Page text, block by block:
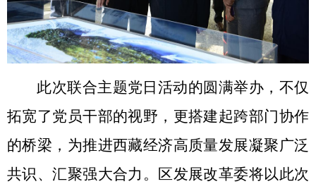
此次联合主题党日活动的圆满举办， 不仅
拓宽了党员干部的视野，更搭建起跨部门协作
的桥梁 ， 为推进西藏经济高质量发展凝聚广泛
共识、汇聚强大合力 。 区发展改革委将以此次